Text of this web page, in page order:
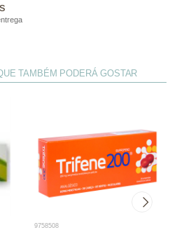
TAMBÉM PODERÁ GOSTAR
9758508